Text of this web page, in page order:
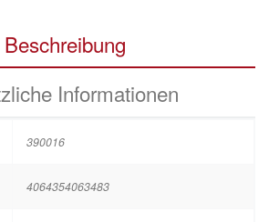
Beschreibung
Informationen
390016
4064354063483